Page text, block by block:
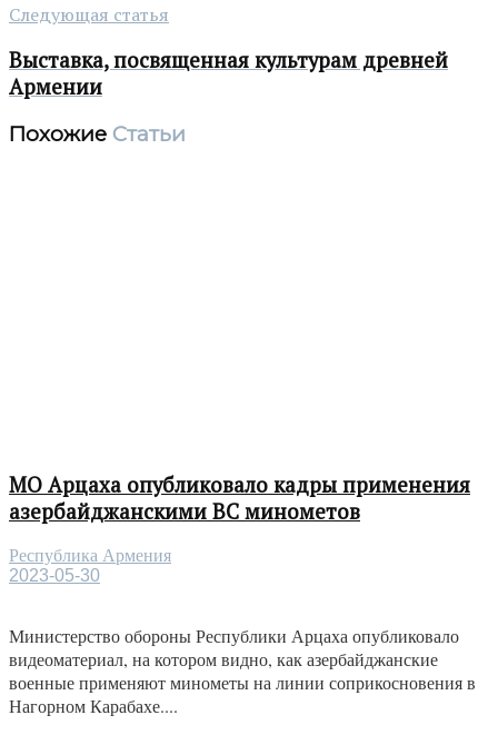
Следующая статья
Выставка, посвященная культурам древней
Армении
Похожие Статьи
МО Арцаха опубликовало кадры применения
азербайджанскими ВС минометов
Республика Армения
2023-05-30
Министерство обороны Республики Арцаха опубликовало
видеоматериал, на котором видно, как азербайджанские
военные применяют минометы на линии соприкосновения в
Нагорном Карабахе....